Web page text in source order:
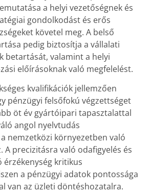
a helyi vezetőségnek és
gondolkodást és erős
követel meg. A belső
pedig biztosítja a vállalati
betartását, valamint a helyi
előírásoknak való megfelelést.
kvalifikációk jellemzően
pénzügyi felsőfokú végzettséget
öt év gyártóipari tapasztalattal
angol nyelvtudás
nemzetközi környezetben való
A precizitásra való odafigyelés és
érzékenység kritikus
a pénzügyi adatok pontossága
van az üzleti döntéshozatalra.